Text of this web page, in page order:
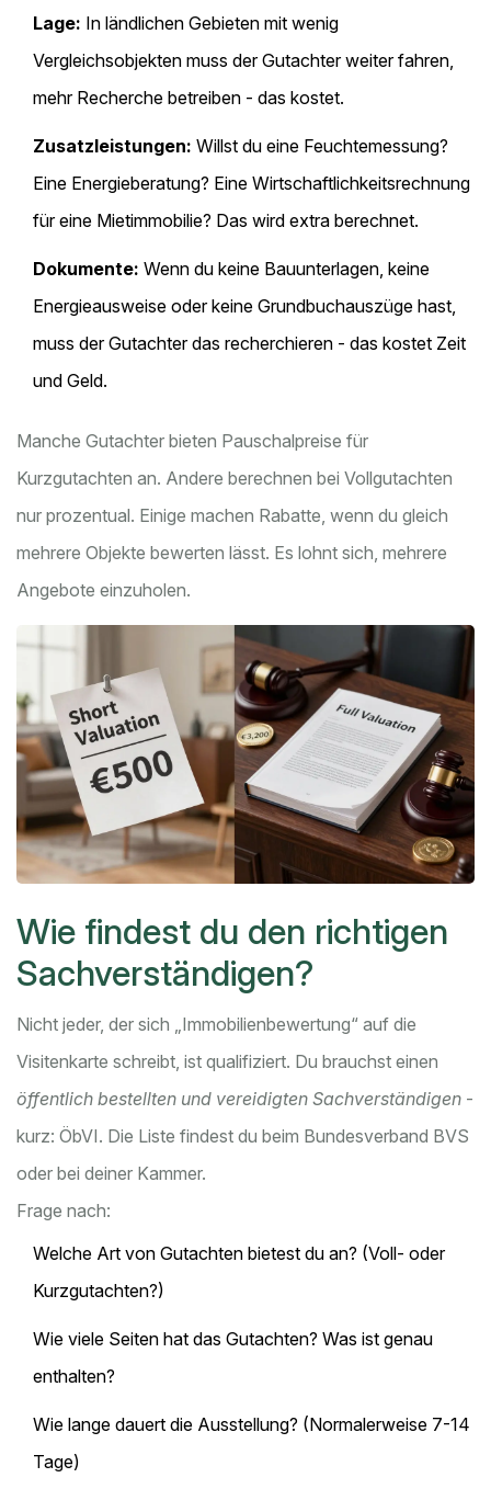
Lage: In ländlichen Gebieten mit wenig
Vergleichsobjekten muss der Gutachter weiter fahren,
mehr Recherche betreiben - das kostet.
Zusatzleistungen: Willst du eine Feuchtemessung?
Eine Energieberatung? Eine Wirtschaftlichkeitsrechnung
für eine Mietimmobilie? Das wird extra berechnet.
Dokumente: Wenn du keine Bauunterlagen, keine
Energieausweise oder keine Grundbuchauszüge hast,
muss der Gutachter das recherchieren - das kostet Zeit
und Geld.
Manche Gutachter bieten Pauschalpreise für
Kurzgutachten an. Andere berechnen bei Vollgutachten
nur prozentual. Einige machen Rabatte, wenn du gleich
mehrere Objekte bewerten lässt. Es lohnt sich, mehrere
Angebote einzuholen.
Wie findest du den richtigen
Sachverständigen?
Nicht jeder, der sich „Immobilienbewertung“ auf die
Visitenkarte schreibt, ist qualifiziert. Du brauchst einen
öffentlich bestellten und vereidigten Sachverständigen -
kurz: ÖbVI. Die Liste findest du beim Bundesverband BVS
oder bei deiner Kammer.
Frage nach:
Welche Art von Gutachten bietest du an? (Voll- oder
Kurzgutachten?)
Wie viele Seiten hat das Gutachten? Was ist genau
enthalten?
Wie lange dauert die Ausstellung? (Normalerweise 7-14
Tage)